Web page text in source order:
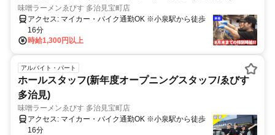
味噌ラーメンゑびす 多治見宝町店
時給1,300円以上
アクセス: マイカー・バイク通勤OK ※小泉駅から徒歩
16分
アルバイト・パート
ホールスタッフ(新年度オープニングスタッフ/ゑびす
多治見)
味噌ラーメンゑびす 多治見宝町店
アクセス: マイカー・バイク通勤OK ※小泉駅から徒歩
16分